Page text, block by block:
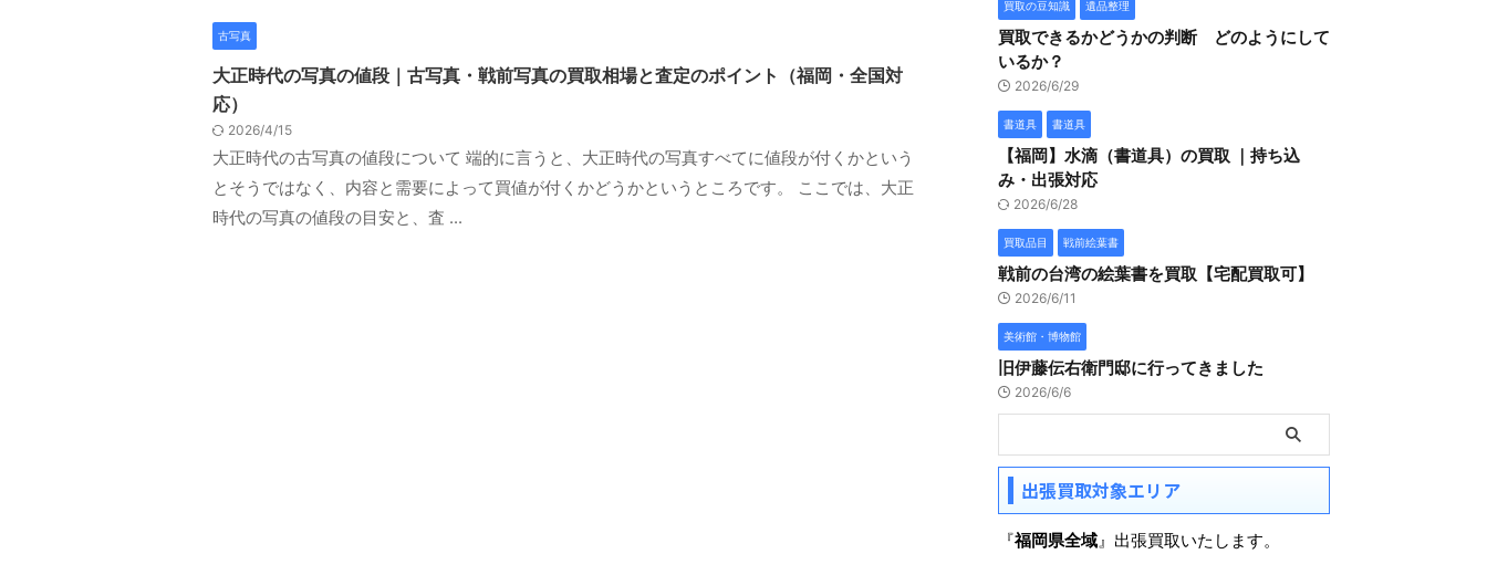
古写真
大正時代の写真の値段｜古写真・戦前写真の買取相場と査定のポイント（福岡・全国対
応）
2026/4/15
大正時代の古写真の値段について 端的に言うと、大正時代の写真すべてに値段が付くかという
とそうではなく、内容と需要によって買値が付くかどうかというところです。 ここでは、大正
時代の写真の値段の目安と、査 ...
買取の豆知識 遺品整理
買取できるかどうかの判断 どのようにして
いるか？
2026/6/29
書道具 書道具
【福岡】水滴（書道具）の買取 ｜持ち込
み・出張対応
2026/6/28
買取品目 戦前絵葉書
戦前の台湾の絵葉書を買取【宅配買取可】
2026/6/11
美術館・博物館
旧伊藤伝右衛門邸に行ってきました
2026/6/6
出張買取対象エリア
『福岡県全域』出張買取いたします。